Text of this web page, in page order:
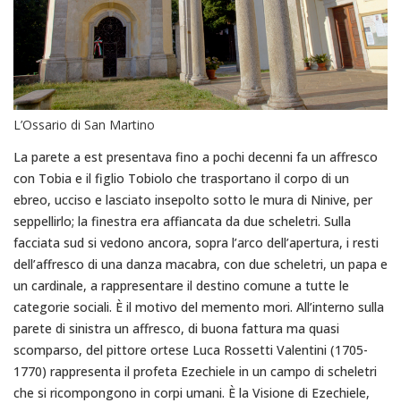
L’Ossario di San Martino
La parete a est presentava fino a pochi decenni fa un affresco
con Tobia e il figlio Tobiolo che trasportano il corpo di un
ebreo, ucciso e lasciato insepolto sotto le mura di Ninive, per
seppellirlo; la finestra era affiancata da due scheletri. Sulla
facciata sud si vedono ancora, sopra l’arco dell’apertura, i resti
dell’affresco di una danza macabra, con due scheletri, un papa e
un cardinale, a rappresentare il destino comune a tutte le
categorie sociali. È il motivo del memento mori. All’interno sulla
parete di sinistra un affresco, di buona fattura ma quasi
scomparso, del pittore ortese Luca Rossetti Valentini (1705-
1770) rappresenta il profeta Ezechiele in un campo di scheletri
che si ricompongono in corpi umani. È la Visione di Ezechiele,